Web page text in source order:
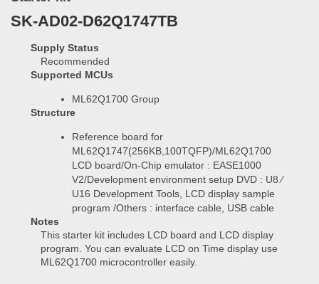
SK-AD02-D62Q1747TB
Supply Status
Recommended
Supported MCUs
ML62Q1700 Group
Structure
Reference board for
ML62Q1747(256KB,100TQFP)/ML62Q1700
LCD board/On-Chip emulator : EASE1000
V2/Development environment setup DVD : U8 ⁄
U16 Development Tools, LCD display sample
program /Others : interface cable, USB cable
Notes
This starter kit includes LCD board and LCD display
program. You can evaluate LCD on Time display use
ML62Q1700 microcontroller easily.